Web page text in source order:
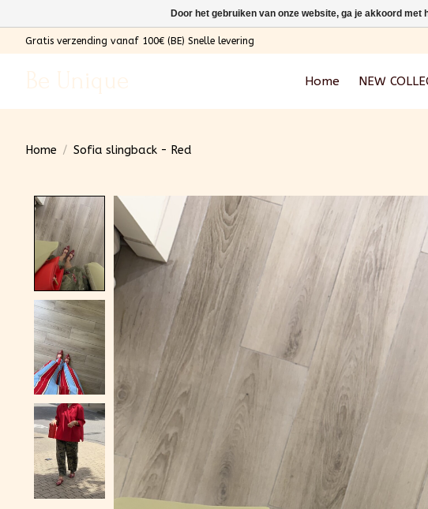
Gratis verzending vanaf 100€ (BE) Snelle levering
Be Unique Home NEW
Home / Sofia slingback - Red
Product image slideshow Items
Door het gebruiken van onze website, ga je akkoord